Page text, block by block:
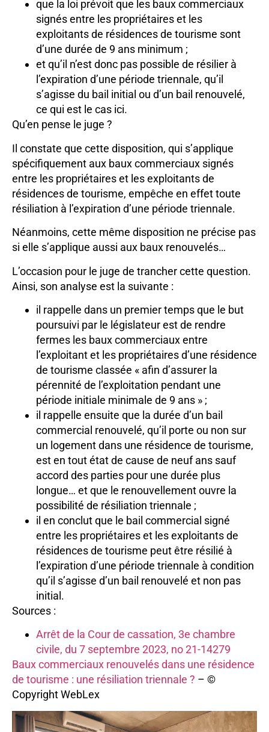
que la loi prévoit que les baux commerciaux
signés entre les propriétaires et les
exploitants de résidences de tourisme sont
d’une durée de 9 ans minimum ;
et qu’il n’est donc pas possible de résilier à
l’expiration d’une période triennale, qu’il
s’agisse du bail initial ou d’un bail renouvelé,
ce qui est le cas ici.
Qu’en pense le juge ?
Il constate que cette disposition, qui s’applique
spécifiquement aux baux commerciaux signés
entre les propriétaires et les exploitants de
résidences de tourisme, empêche en effet toute
résiliation à l’expiration d’une période triennale.
Néanmoins, cette même disposition ne précise pas
si elle s’applique aussi aux baux renouvelés…
L’occasion pour le juge de trancher cette question.
Ainsi, son analyse est la suivante :
il rappelle dans un premier temps que le but
poursuivi par le législateur est de rendre
fermes les baux commerciaux entre
l’exploitant et les propriétaires d’une résidence
de tourisme classée « afin d’assurer la
pérennité de l’exploitation pendant une
période initiale minimale de 9 ans » ;
il rappelle ensuite que la durée d’un bail
commercial renouvelé, qu’il porte ou non sur
un logement dans une résidence de tourisme,
est en tout état de cause de neuf ans sauf
accord des parties pour une durée plus
longue… et que le renouvellement ouvre la
possibilité de résiliation triennale ;
il en conclut que le bail commercial signé
entre les propriétaires et les exploitants de
résidences de tourisme peut être résilié à
l’expiration d’une période triennale à condition
qu’il s’agisse d’un bail renouvelé et non pas
initial.
Sources :
Arrêt de la Cour de cassation, 3e chambre
civile, du 7 septembre 2023, no 21-14279
Baux commerciaux renouvelés dans une résidence
de tourisme : une résiliation triennale ? – ©
Copyright WebLex